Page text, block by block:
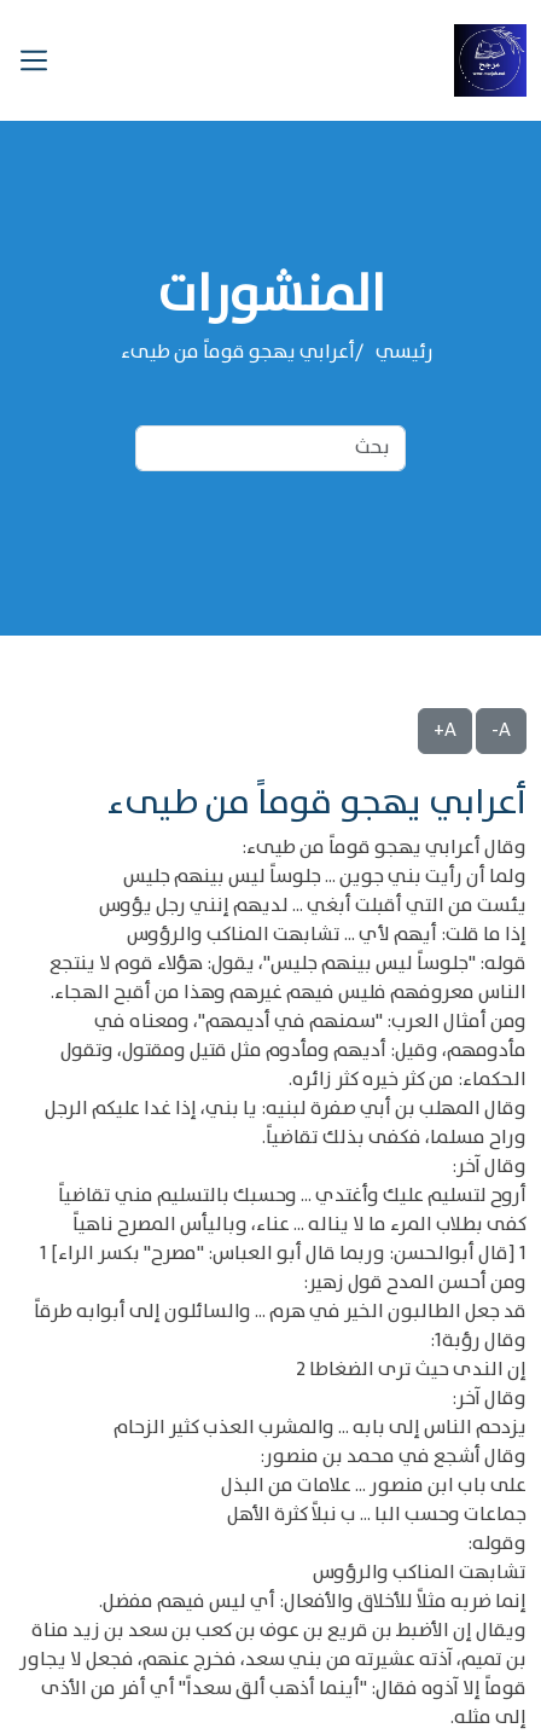
المنشورات
رئيسي أعرابي يهجو قوماً من طيىء
A-
A+
أعرابي يهجو قوماً من طيىء
وقال أعرابي يهجو قوماً من طيىء:
ولما أن رأيت بني جوين ... جلوساً ليس بينهم جليس
يئست من التي أقبلت أبغي ... لديهم إنني رجل يؤوس
إذا ما قلت: أيهم لأي ... تشابهت المناكب والرؤوس
قوله: "جلوساً ليس بينهم جليس"، يقول: هؤلاء قوم لا ينتجع
الناس معروفهم فليس فيهم غيرهم وهذا من أقبح الهجاء.
ومن أمثال العرب: "سمنهم في أديمهم"، ومعناه في
مأدومهم، وقيل: أديهم ومأدوم مثل قتيل ومقتول، وتقول
الحكماء: من كثر خيره كثر زائره.
وقال المهلب بن أبي صفرة لبنيه: يا بني، إذا غدا عليكم الرجل
وراح مسلما، فكفى بذلك تقاضياً.
وقال آخر:
أروح لتسليم عليك وأغتدي ... وحسبك بالتسليم مني تقاضياً
كفى بطلاب المرء ما لا يناله ... عناء، وباليأس المصرح ناهياً
1 [قال أبوالحسن: وربما قال أبو العباس: "مصرح" بكسر الراء] 1
ومن أحسن المدح قول زهير:
قد جعل الطالبون الخير في هرم ... والسائلون إلى أبوابه طرقاً
وقال رؤبة1:
إن الندى حيث ترى الضغاطا 2
وقال آخر:
يزدحم الناس إلى بابه ... والمشرب العذب كثير الزحام
وقال أشجع في محمد بن منصور:
على باب ابن منصور ... علامات من البذل
جماعات وحسب البا ... ب نبلاً كثرة الأهل
وقوله:
تشابهت المناكب والرؤوس
إنما ضربه مثلاً للأخلاق والأفعال: أي ليس فيهم مفضل.
ويقال إن الأضبط بن قريع بن عوف بن كعب بن سعد بن زيد مناة
بن تميم، آذته عشيرته من بني سعد، فخرج عنهم، فجعل لا يجاور
قوماً إلا آذوه فقال: "أينما أذهب ألق سعداً" أي أفر من الأذى
إلى مثله.